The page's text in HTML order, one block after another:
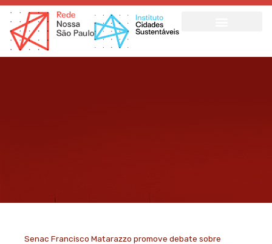
Ir
para
conteúdo
Senac Francisco Matarazzo promove debate sobre